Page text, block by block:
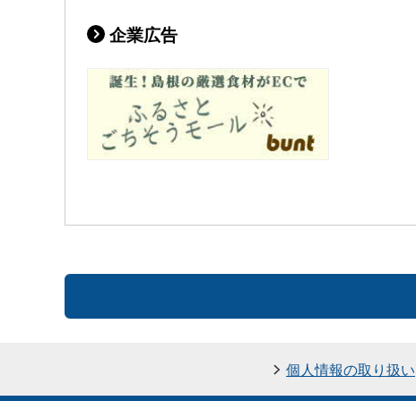
企業広告
個人情報の取り扱い